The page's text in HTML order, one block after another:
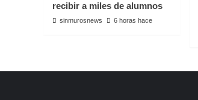
recibir a miles de alumnos
sinmurosnews 6 horas hace